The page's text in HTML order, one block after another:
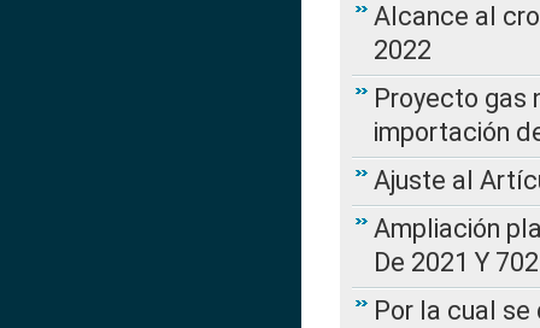
Alcance al
2022
Proyecto gas
importación
Ajuste al
Ampliación
De 2021 Y
Por la cual